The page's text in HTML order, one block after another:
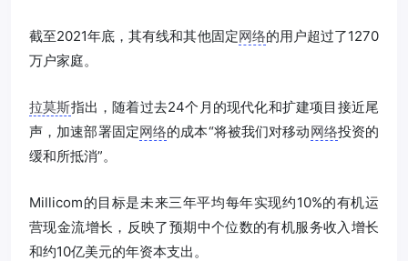
截至2021年底，其有线和其他固定网络的用户超过了1270
万户家庭。
拉莫斯指出，随着过去24个月的现代化和扩建项目接近尾
声，加速部署固定网络的成本“将被我们对移动网络投资的
缓和所抵消”。
Millicom的目标是未来三年平均每年实现约10%的有机运
营现金流增长，反映了预期中个位数的有机服务收入增长
和约10亿美元的年资本支出。